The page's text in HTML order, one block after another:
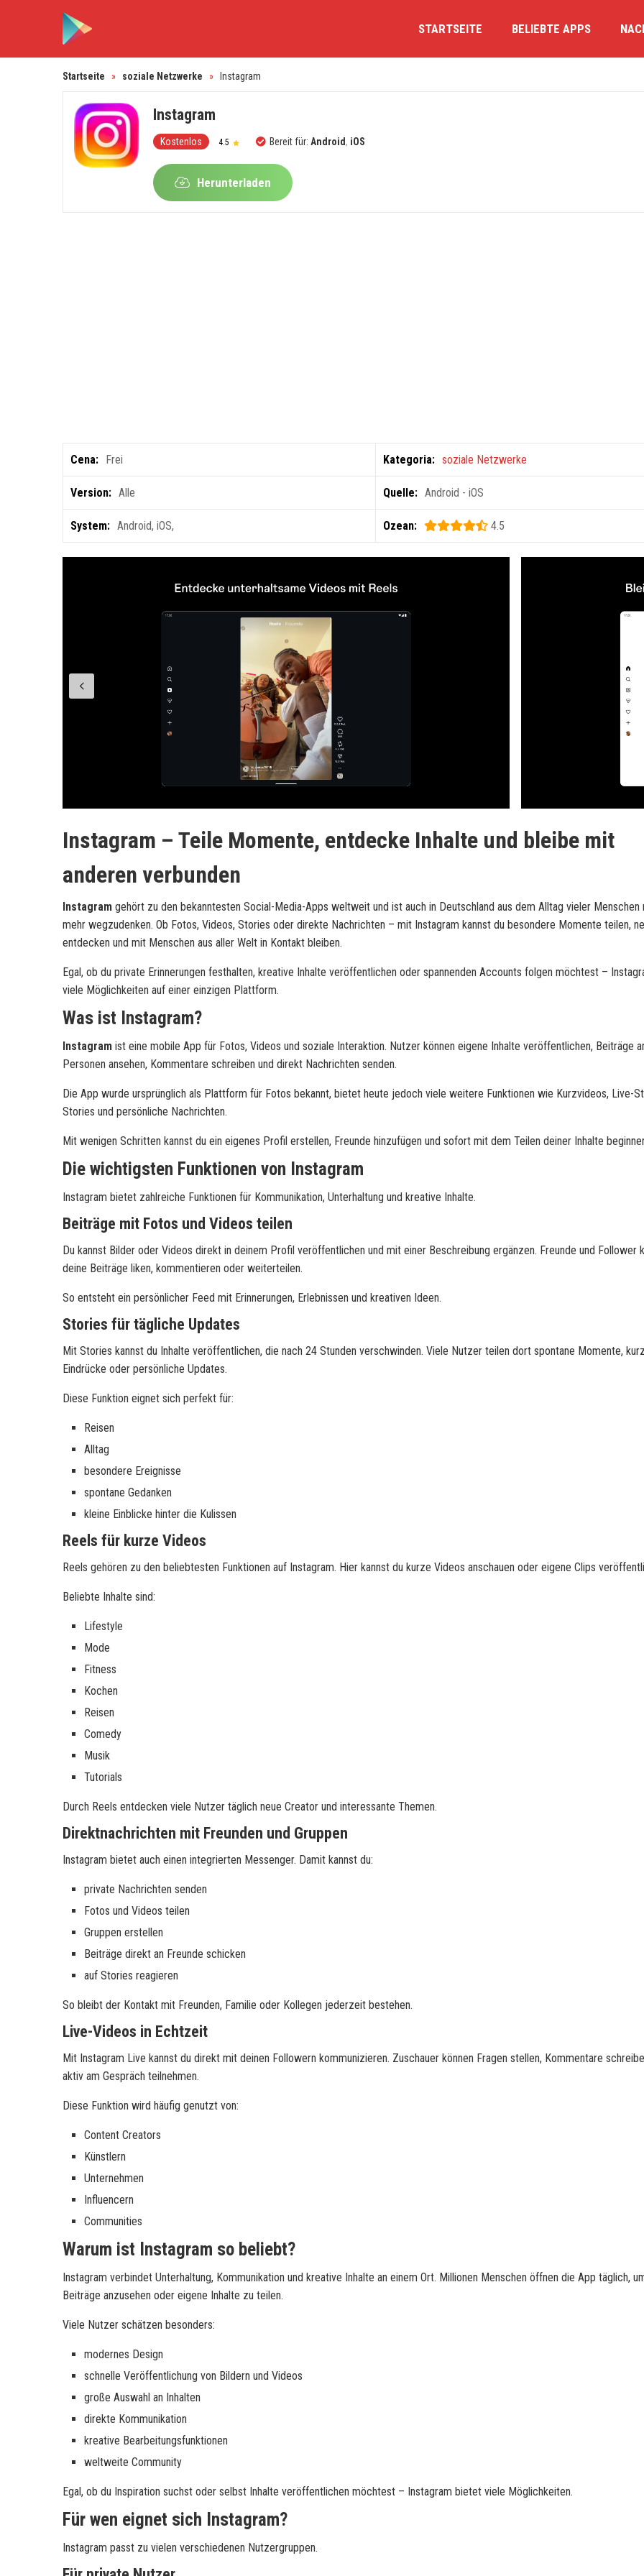
STARTSEITE BELIEBTE APPS
Startseite » soziale Netzwerke » Instagram
Instagram
Kostenlos 4.5 Bereit für: Android , iOS
Herunterladen
Cena: Frei Kategoria: soziale Netzwerke
Version: Alle Quelle: Android - iOS
System: Android, iOS, Ozean: 4.5
Instagram – Teile Momente, entdecke Inhalte und bleibe mit
anderen verbunden
Instagram gehört zu den bekanntesten Social-Media-Apps weltweit und ist auch in Deutschland aus dem Alltag vieler Menschen
mehr wegzudenken. Ob Fotos, Videos, Stories oder direkte Nachrichten – mit Instagram kannst du besondere Momente teilen,
entdecken und mit Menschen aus aller Welt in Kontakt bleiben.
Egal, ob du private Erinnerungen festhalten, kreative Inhalte veröffentlichen oder spannenden Accounts folgen möchtest –
viele Möglichkeiten auf einer einzigen Plattform.
Was ist Instagram?
Instagram ist eine mobile App für Fotos, Videos und soziale Interaktion. Nutzer können eigene Inhalte veröffentlichen, Beiträge
Personen ansehen, Kommentare schreiben und direkt Nachrichten senden.
Die App wurde ursprünglich als Plattform für Fotos bekannt, bietet heute jedoch viele weitere Funktionen wie Kurzvideos, Live-
Stories und persönliche Nachrichten.
Mit wenigen Schritten kannst du ein eigenes Profil erstellen, Freunde hinzufügen und sofort mit dem Teilen deiner Inhalte
Die wichtigsten Funktionen von Instagram
Instagram bietet zahlreiche Funktionen für Kommunikation, Unterhaltung und kreative Inhalte.
Beiträge mit Fotos und Videos teilen
Du kannst Bilder oder Videos direkt in deinem Profil veröffentlichen und mit einer Beschreibung ergänzen. Freunde und Follower
deine Beiträge liken, kommentieren oder weiterteilen.
So entsteht ein persönlicher Feed mit Erinnerungen, Erlebnissen und kreativen Ideen.
Stories für tägliche Updates
Mit Stories kannst du Inhalte veröffentlichen, die nach 24 Stunden verschwinden. Viele Nutzer teilen dort spontane Momente,
Eindrücke oder persönliche Updates.
Diese Funktion eignet sich perfekt für:
Reisen
Alltag
besondere Ereignisse
spontane Gedanken
kleine Einblicke hinter die Kulissen
Reels für kurze Videos
Reels gehören zu den beliebtesten Funktionen auf Instagram. Hier kannst du kurze Videos anschauen oder eigene Clips
Beliebte Inhalte sind:
Lifestyle
Mode
Fitness
Kochen
Reisen
Comedy
Musik
Tutorials
Durch Reels entdecken viele Nutzer täglich neue Creator und interessante Themen.
Direktnachrichten mit Freunden und Gruppen
Instagram bietet auch einen integrierten Messenger. Damit kannst du:
private Nachrichten senden
Fotos und Videos teilen
Gruppen erstellen
Beiträge direkt an Freunde schicken
auf Stories reagieren
So bleibt der Kontakt mit Freunden, Familie oder Kollegen jederzeit bestehen.
Live-Videos in Echtzeit
Mit Instagram Live kannst du direkt mit deinen Followern kommunizieren. Zuschauer können Fragen stellen, Kommentare
aktiv am Gespräch teilnehmen.
Diese Funktion wird häufig genutzt von:
Content Creators
Künstlern
Unternehmen
Influencern
Communities
Warum ist Instagram so beliebt?
Instagram verbindet Unterhaltung, Kommunikation und kreative Inhalte an einem Ort. Millionen Menschen öffnen die App täglich,
Beiträge anzusehen oder eigene Inhalte zu teilen.
Viele Nutzer schätzen besonders:
modernes Design
schnelle Veröffentlichung von Bildern und Videos
große Auswahl an Inhalten
direkte Kommunikation
kreative Bearbeitungsfunktionen
weltweite Community
Egal, ob du Inspiration suchst oder selbst Inhalte veröffentlichen möchtest – Instagram bietet viele Möglichkeiten.
Für wen eignet sich Instagram?
Instagram passt zu vielen verschiedenen Nutzergruppen.